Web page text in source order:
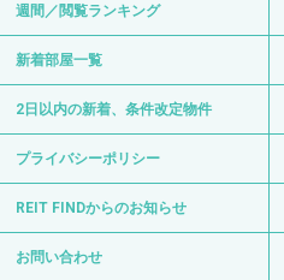
週間／閲覧ランキング
新着部屋一覧
2日以内の新着、条件改定物件
プライバシーポリシー
REIT FINDからのお知らせ
お問い合わせ